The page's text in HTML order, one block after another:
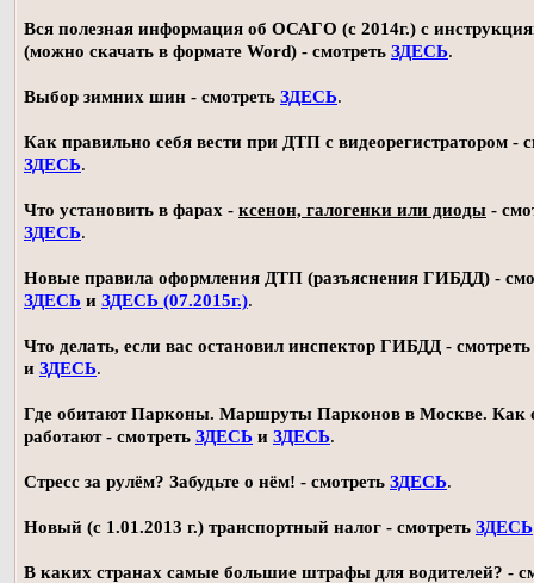
Вся полезная информация об ОСАГО (с 2014г.) с
(можно скачать в формате Word) - смотреть ЗДЕСЬ.
Выбор зимних шин - смотреть ЗДЕСЬ.
Как правильно себя вести при ДТП с видеорегистратором -
ЗДЕСЬ.
Что установить в фарах - ксенон, галогенки или диоды -
ЗДЕСЬ.
Новые правила оформления ДТП (разъяснения ГИБДД) -
ЗДЕСЬ и ЗДЕСЬ (07.2015г.).
Что делать, если вас остановил инспектор ГИБДД - смотреть
и ЗДЕСЬ.
Где обитают Парконы. Маршруты Парконов в Москве. Как
работают - смотреть ЗДЕСЬ и ЗДЕСЬ.
Стресс за рулём? Забудьте о нём! - смотреть ЗДЕСЬ.
Новый (с 1.01.2013 г.) транспортный налог - смотреть ЗДЕСЬ
В каких странах самые большие штрафы для водителей? -